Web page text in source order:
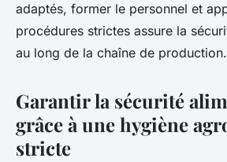
adaptés, former le personnel et
procédures strictes assure la
au long de la chaîne de production.
Garantir la sécurité
grâce à une hygiène
stricte